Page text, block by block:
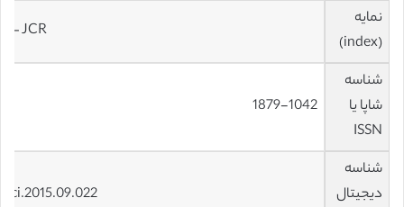
نمایه
(index)
– JCR
شناسه
شاپا یا
ISSN
1879-1042
شناسه
دیجیتال